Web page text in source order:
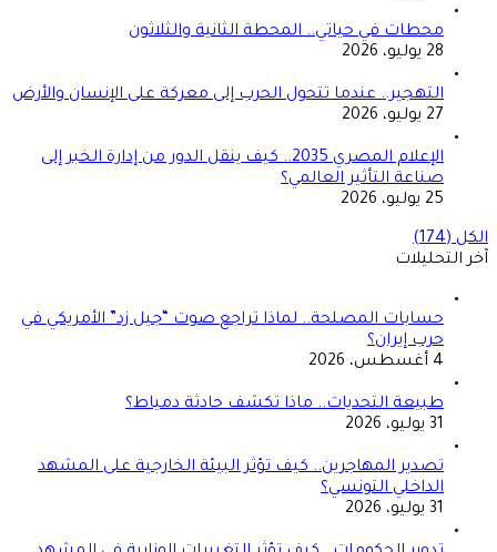
محطات في حياتي.. المحطة الثانية والثلاثون
28 يوليو، 2026
التهجير.. عندما تتحول الحرب إلى معركة على الإنسان والأرض
27 يوليو، 2026
الإعلام المصري 2035.. كيف ينقل الدور من إدارة الخبر إلى
صناعة التأثير العالمي؟
25 يوليو، 2026
الكل (174)
آخر التحليلات
حسابات المصلحة.. لماذا تراجع صوت “جيل زد” الأمريكي في
حرب إيران؟
4 أغسطس، 2026
طبيعة التحديات.. ماذا تكشف حادثة دمياط؟
31 يوليو، 2026
تصدير المهاجرين.. كيف تؤثر البيئة الخارجية على المشهد
الداخلي التونسي؟
31 يوليو، 2026